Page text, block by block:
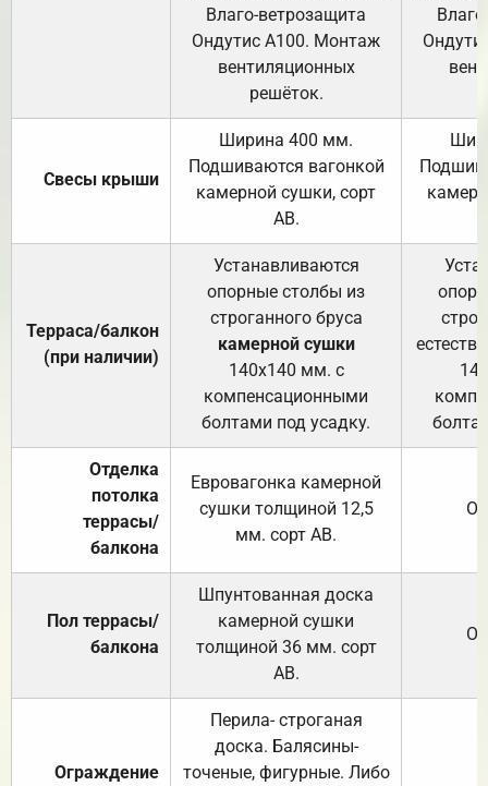
Влаго-ветрозащита
Ондутис А100. Монтаж
вентиляционных
решёток.
Свесы крыши
Ширина 400 мм.
Подшиваются вагонкой
камерной сушки, сорт
АВ.
Терраса/балкон
(при наличии)
Устанавливаются
опорные столбы из
строганного бруса
камерной сушки
140х140 мм. с
компенсационными
болтами под усадку.
Отделка
потолка
террасы/
балкона
Евровагонка камерной
сушки толщиной 12,5
мм. сорт АВ.
Пол террасы/
балкона
Шпунтованная доска
камерной сушки
толщиной 36 мм. сорт
АВ.
Ограждение
Перила- строганая
доска. Балясины-
точеные, фигурные. Либо